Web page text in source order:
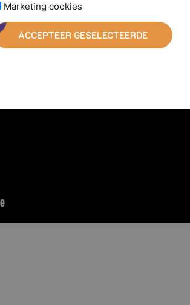
Marketing cookies
ACCEPTEER GESELECTEERDE